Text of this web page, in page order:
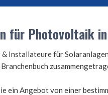
für Photovoltaik
Installateure für
ein Angebot von einer